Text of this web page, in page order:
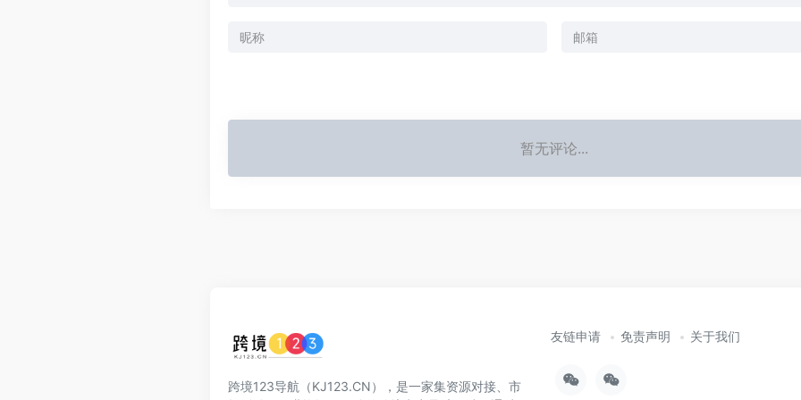
暂无评论...
跨境123导航（KJ123.CN），是一家集资源对接、市
友链申请 免责声明 关于我们